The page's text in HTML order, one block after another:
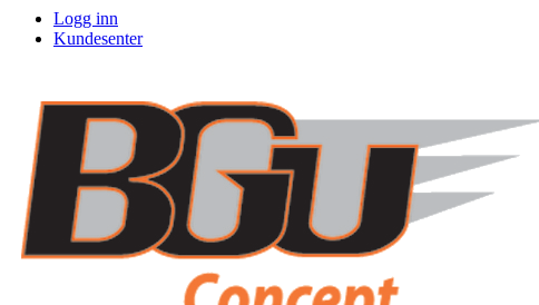
Logg inn
Kundesenter